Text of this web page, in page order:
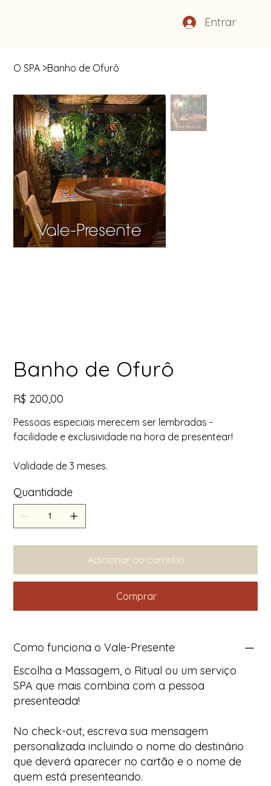
Entrar
O SPA >Banho de Ofurô
Banho de Ofurô
Preço
R$ 200,00
Pessoas especiais merecem ser lembradas -
facilidade e exclusividade na hora de presentear!
Validade de 3 meses.
Quantidade
Adicionar ao carrinho
Comprar
Como funciona o Vale-Presente
Escolha a Massagem, o Ritual ou um serviço
SPA que mais combina com a pessoa
presenteada!
No check-out, escreva sua mensagem
personalizada incluindo o nome do destinário
que deverá aparecer no cartão e o nome de
quem está presenteando.